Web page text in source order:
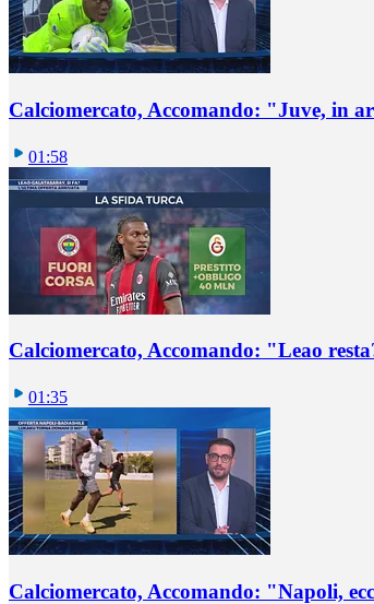
Calciomercato, Accomando: "Juve, in
01:58
Calciomercato, Accomando: "Leao
01:35
Calciomercato, Accomando: "Napoli,